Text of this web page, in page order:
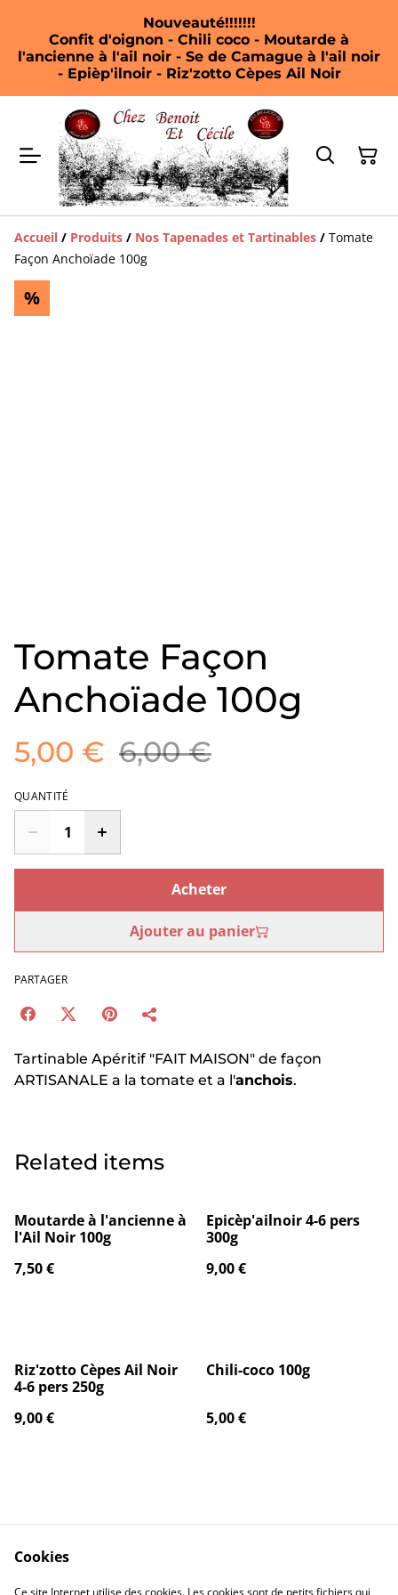
Nouveauté!!!!!!!
Confit d'oignon - Chili coco - Moutarde à
l'ancienne à l'ail noir - Se de Camague à l'ail noir
- Epièp'ilnoir - Riz'zotto Cèpes Ail Noir
Accueil / Produits / Nos Tapenades et Tartinables / Tomate
Façon Anchoïade 100g
%
Tomate Façon
Anchoïade 100g
5,00 € 6,00 €
QUANTITÉ
Acheter
Ajouter au panier
PARTAGER
Tartinable Apéritif "FAIT MAISON" de façon
ARTISANALE a la tomate et a l'anchois.
Related items
Moutarde à l'ancienne à
l'Ail Noir 100g
7,50 €
Epicèp'ailnoir 4-6 pers
300g
9,00 €
Riz'zotto Cèpes Ail Noir
4-6 pers 250g
9,00 €
Chili-coco 100g
5,00 €
Nous Contacter
Legal Terms
Cookies
Ce site Internet utilise des cookies. Les cookies sont de petits fichiers qui